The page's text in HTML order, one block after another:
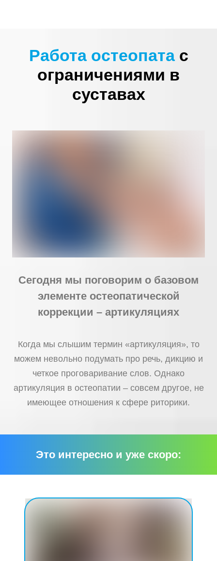
Работа остеопата с
ограничениями в
суставах
Сегодня мы поговорим о базовом
элементе остеопатической
коррекции – артикуляциях
Когда мы слышим термин «артикуляция», то
можем невольно подумать про речь, дикцию и
четкое проговаривание слов. Однако
артикуляция в остеопатии – совсем другое, не
имеющее отношения к сфере риторики.
Это интересно и уже скоро: